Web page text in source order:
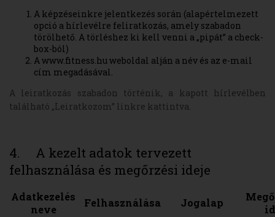
A képzéseinkre jelentkezés során (alapértelmezett
opció a hírlevélre feliratkozás, amely szabadon
törölhető. A törléshez ki kell venni a „pipát” a check-
box-ból)
A www.fitness.hu weboldal alján a név és az e-mail
cím megadásával.
A leiratkozás szabadon történik, a kapott hírlevélben
található „Leiratkozom” linkre kattintva.
4. A kezelt adatok tervezett
felhasználása és megőrzési ideje
Adatkezelés
neve
Felhasználása Jogalap